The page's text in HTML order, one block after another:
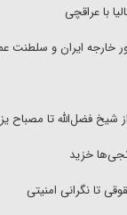
با عراقچی
خارجه ایران و سلطنت
شیخ فضل‌الله تا مصباح
خزید
تا نگرانی امنیتی